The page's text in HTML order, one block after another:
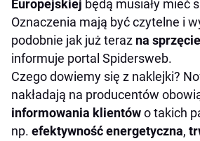
Europejskiej będą musiały mieć
Oznaczenia mają być czytelne i
podobnie jak już teraz na
informuje portal Spidersweb.
Czego dowiemy się z naklejki?
nakładają na producentów
informowania klientówo takich
np. efektywność energetyczna,